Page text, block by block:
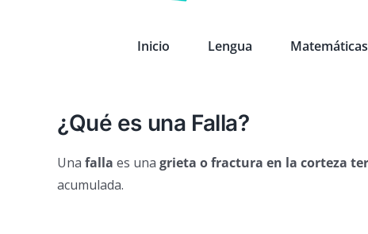
Inicio Lengua Matemáticas
¿Qué es una Falla?
Una falla es una grieta o fractura en la corteza
acumulada.